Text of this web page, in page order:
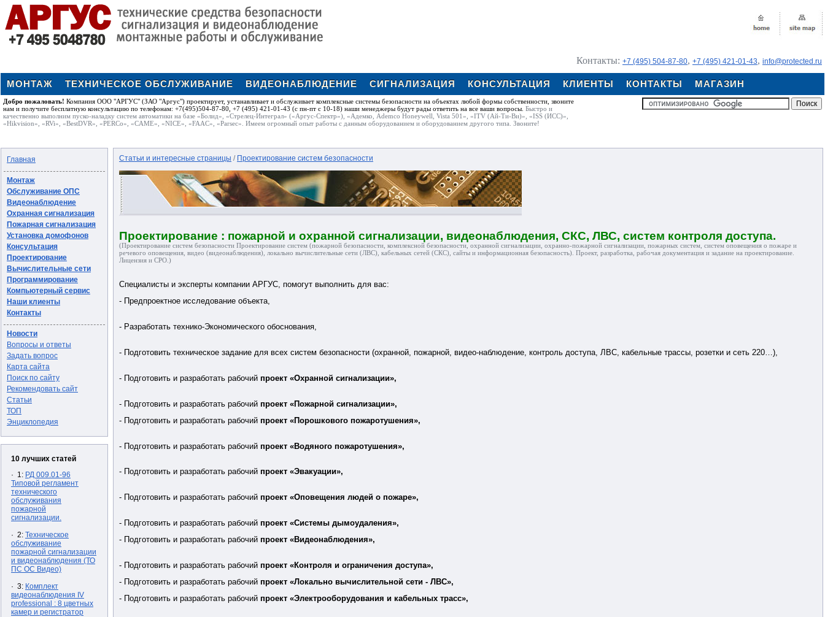
Контакты: +7 (495) 504-87-80, +7 (495) 421-01-43, info@protected.ru
МОНТАЖ ТЕХНИЧЕСКОЕ ОБСЛУЖИВАНИЕ ВИДЕОНАБЛЮДЕНИЕ СИГНАЛИЗАЦИЯ КОНСУЛЬТАЦИЯ КЛИЕНТЫ КОНТАКТЫ МАГАЗИН
Добро пожаловать! Компания ООО "АРГУС" (ЗАО "Аргус") проектирует, устанавливает и обслуживает комплексные системы безопасности на объектах любой формы собственности, звоните
нам и получите бесплатную консультацию по телефонам: +7(495)504-87-80, +7 (495) 421-01-43 (с пн-пт с 10-18) наши менеджеры будут рады ответить на все ваши вопросы. Быстро и
качественно выполним пуско-наладку систем автоматики на базе «Болид», «Стрелец-Интеграл» («Аргус-Спектр»), «Адемко, Ademco Honeywell, Vista 501», «ITV (Ай-Ти-Ви)», «ISS (ИСС)»,
«Hikvision», «RVi», «BestDVR», «PERCo», «CAME», «NICE», «FAAC», «Parsec». Имеем огромный опыт работы с данным оборудованием и оборудованием другого типа. Звоните!
Главная
Монтаж
Обслуживание ОПС
Видеонаблюдение
Охранная сигнализация
Пожарная сигнализация
Установка домофонов
Консультация
Проектирование
Вычислительные сети
Программирование
Компьютерный сервис
Наши клиенты
Контакты
Новости
Вопросы и ответы
Задать вопрос
Карта сайта
Поиск по сайту
Рекомендовать сайт
Статьи
ТОП
Энциклопедия
10 лучших статей
· 1: РД 009.01-96
Типовой регламент
технического
обслуживания
пожарной
сигнализации.
· 2: Техническое
обслуживание
пожарной сигнализации
и видеонаблюдения (ТО
ПС ОС Видео)
· 3: Комплект
видеонаблюдения IV
professional : 8 цветных
камер и регистратор
Статьи и интересные страницы / Проектирование систем безопасности
Проектирование : пожарной и охранной сигнализации, видеонаблюдения, СКС, ЛВС, систем контроля доступа.
(Проектирование систем безопасности Проектирование систем (пожарной безопасности, комплексной безопасности, охранной сигнализации, охранно-пожарной сигнализации, пожарных систем, систем оповещения о пожаре и
речевого оповещения, видео (видеонаблюдения), локально вычислительные сети (ЛВС), кабельных сетей (СКС), сайты и информационная безопасность). Проект, разработка, рабочая документация и задание на проектирование.
Лицензия и СРО.)
Специалисты и эксперты компании АРГУС, помогут выполнить для вас:
- Предпроектное исследование объекта,
- Разработать технико-Экономического обоснования,
- Подготовить техническое задание для всех систем безопасности (охранной, пожарной, видео-наблюдение, контроль доступа, ЛВС, кабельные трассы, розетки и сеть 220…),
- Подготовить и разработать рабочий проект «Охранной сигнализации»,
- Подготовить и разработать рабочий проект «Пожарной сигнализации»,
- Подготовить и разработать рабочий проект «Порошкового пожаротушения»,
- Подготовить и разработать рабочий проект «Водяного пожаротушения»,
- Подготовить и разработать рабочий проект «Эвакуации»,
- Подготовить и разработать рабочий проект «Оповещения людей о пожаре»,
- Подготовить и разработать рабочий проект «Системы дымоудаления»,
- Подготовить и разработать рабочий проект «Видеонаблюдения»,
- Подготовить и разработать рабочий проект «Контроля и ограничения доступа»,
- Подготовить и разработать рабочий проект «Локально вычислительной сети - ЛВС»,
- Подготовить и разработать рабочий проект «Электрооборудования и кабельных трасс»,